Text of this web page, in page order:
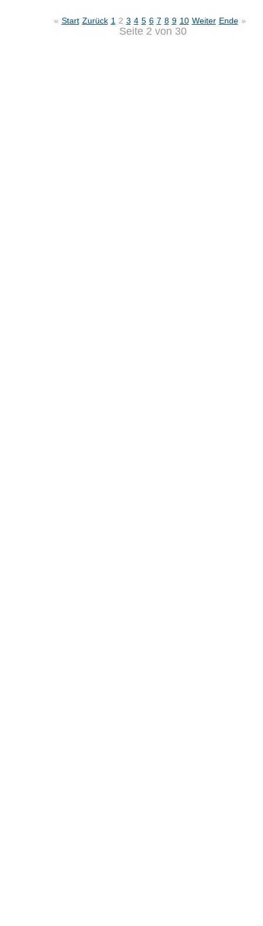
« Start Zurück 1 2 3 4 5 6 7 8 9 10 Weiter Ende »
Seite 2 von 30